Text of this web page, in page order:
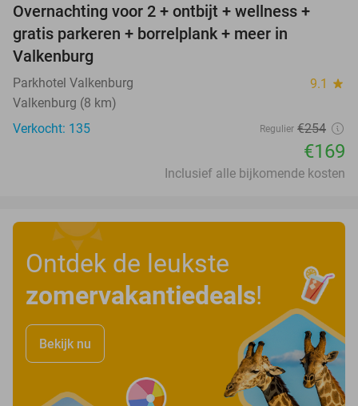
33%
Overnachting voor 2 + ontbijt + wellness +
gratis parkeren + borrelplank + meer in
Valkenburg
Parkhotel Valkenburg 9.1 star
Valkenburg (8 km)
Verkocht: 135
Regulier €254
€169
Inclusief alle bijkomende kosten
Ontdek de leukste
zomervakantiedeals!
Bekijk nu